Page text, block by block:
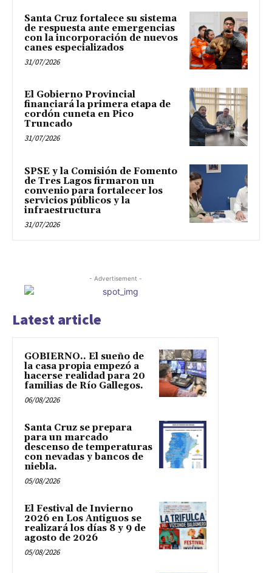
Santa Cruz fortalece su sistema
de respuesta ante emergencias
con la incorporación de nuevos
canes especializados
31/07/2026
El Gobierno Provincial
financiará la primera etapa de
cordón cuneta en Pico
Truncado
31/07/2026
SPSE y la Comisión de Fomento
de Tres Lagos firmaron un
convenio para fortalecer los
servicios públicos y la
infraestructura
31/07/2026
- Advertisement -
Latest article
GOBIERNO.. El sueño de
la casa propia empezó a
hacerse realidad para 20
familias de Río Gallegos.
06/08/2026
Santa Cruz se prepara
para un marcado
descenso de temperaturas
con nevadas y bancos de
niebla.
05/08/2026
El Festival de Invierno
2026 en Los Antiguos se
realizará los días 8 y 9 de
agosto de 2026
05/08/2026